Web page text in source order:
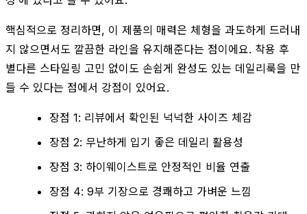
핵심적으로 정리하면, 이 제품의 매력은 체형을 과도하게 드러내
지 않으면서도 깔끔한 라인을 유지해준다는 점이에요. 착용 후
별다른 스타일링 고민 없이도 손쉽게 완성도 있는 데일리룩을 만
들 수 있다는 점에서 강점이 있어요.
장점 1: 리뷰에서 확인된 넉넉한 사이즈 체감
장점 2: 무난하게 입기 좋은 데일리 활용성
장점 3: 하이웨이스트로 안정적인 비율 연출
장점 4: 9부 기장으로 경쾌하고 가벼운 느낌